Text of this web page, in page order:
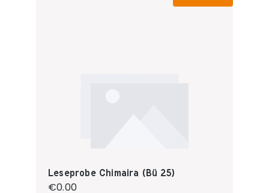
Leseprobe Chimaira (Bü 25)
Regular price:
€0.00